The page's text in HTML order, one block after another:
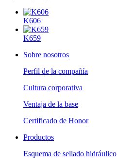
K606
K659
Sobre nosotros
Perfil de la compañía
Cultura corporativa
Ventaja de la base
Certificado de Honor
Productos
Esquema de sellado hidráulico